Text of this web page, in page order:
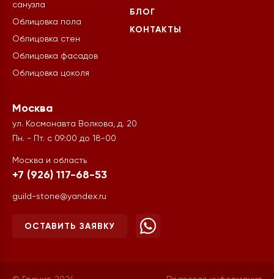
санузла
Облицовка пола
Облицовка стен
Облицовка фасадов
Облицовка цоколя
БЛОГ
КОНТАКТЫ
Москва
ул. Космонавта Волкова, д. 20
Пн. - Пт. с 09:00 до 18-00
Москва и область
+7 (926) 117-68-53
guild-stone@yandex.ru
ОСТАВИТЬ ЗАЯВКУ